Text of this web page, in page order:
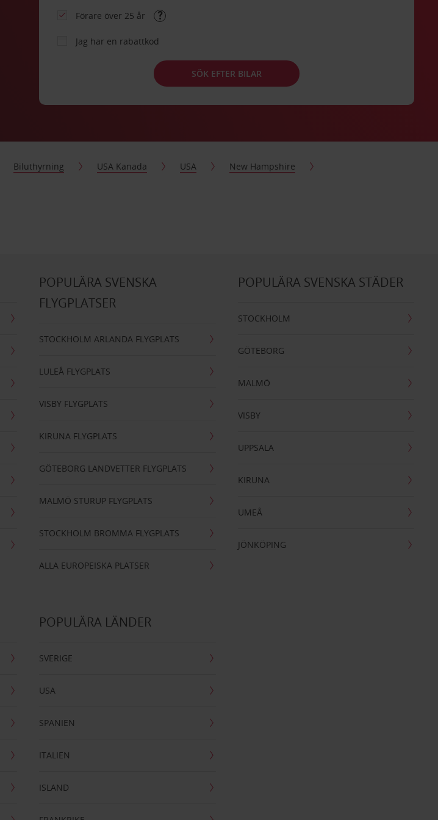
Förare över 25 år
Jag har en rabattkod
SÖK EFTER BILAR
Biluthyrning USA Kanada USA
New Hampshire
POPULÄRA SVENSKA
FLYGPLATSER
STOCKHOLM ARLANDA FLYGPLATS
LULEÅ FLYGPLATS
VISBY FLYGPLATS
KIRUNA FLYGPLATS
GÖTEBORG LANDVETTER FLYGPLATS
MALMÖ STURUP FLYGPLATS
STOCKHOLM BROMMA FLYGPLATS
ALLA EUROPEISKA PLATSER
POPULÄRA SVENSKA STÄDER
STOCKHOLM
GÖTEBORG
MALMÖ
VISBY
UPPSALA
KIRUNA
UMEÅ
JÖNKÖPING
POPULÄRA LÄNDER
SVERIGE
USA
SPANIEN
ITALIEN
ISLAND